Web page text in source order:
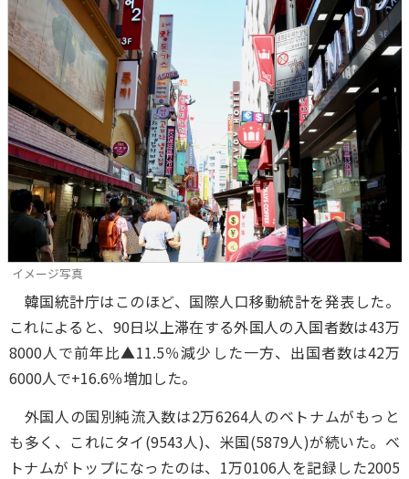
イメージ写真
韓国統計庁はこのほど、国際人口移動統計を発表した。
これによると、90日以上滞在する外国人の入国者数は43万
8000人で前年比▲11.5％減少した一方、出国者数は42万
6000人で+16.6％増加した。
外国人の国別純流入数は2万6264人のベトナムがもっと
も多く、これにタイ(9543人)、米国(5879人)が続いた。ベ
トナムがトップになったのは、1万0106人を記録した2005